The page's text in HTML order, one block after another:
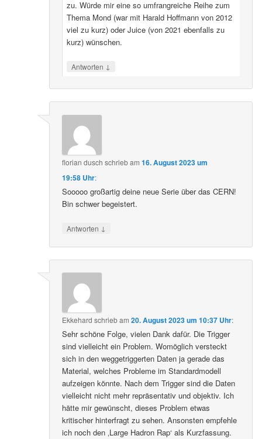
zu. Würde mir eine so umfrangreiche Reihe zum
Thema Mond (war mit Harald Hoffmann von 2012
viel zu kurz) oder Juice (von 2021 ebenfalls zu
kurz) wünschen.
Antworten ↓
florian dusch schriebam16. August 2023 um
19:58 Uhr:
Sooooo großartig deine neue Serie über das CERN!
Bin schwer begeistert.
Antworten ↓
Ekkehard schriebam20. August 2023 um 10:37 Uhr:
Sehr schöne Folge, vielen Dank dafür. Die Trigger
sind vielleicht ein Problem. Womöglich versteckt
sich in den weggetriggerten Daten ja gerade das
Material, welches Probleme im Standardmodell
aufzeigen könnte. Nach dem Trigger sind die Daten
vielleicht nicht mehr repräsentativ und objektiv. Ich
hätte mir gewünscht, dieses Problem etwas
kritischer hinterfragt zu sehen. Ansonsten empfehle
ich noch den ‚Large Hadron Rap‘ als Kurzfassung.